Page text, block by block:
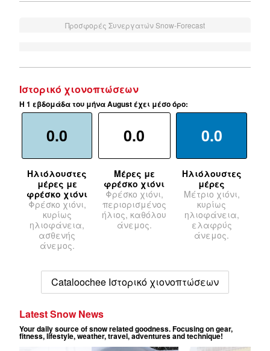
Προσφορές Συνεργατών Snow-Forecast
Ιστορικό χιονοπτώσεων
Η 1 εβδομάδα του μήνα August έχει μέσο όρο:
0.0
Ηλιόλουστες
μέρες με
φρέσκο χιόνι
Φρέσκο χιόνι,
κυρίως
ηλιοφάνεια,
ασθενής
άνεμος.
0.0
Μέρες με
φρέσκο χιόνι
Φρέσκο χιόνι,
περιορισμένος
ήλιος, καθόλου
άνεμος.
0.0
Ηλιόλουστες
μέρες
Μέτριο χιόνι,
κυρίως
ηλιοφάνεια,
ελαφρύς
άνεμος.
Cataloochee Ιστορικό χιονοπτώσεων